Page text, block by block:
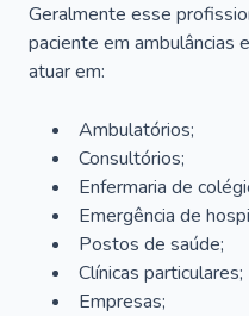
Geralmente esse
paciente em ambulâncias
atuar em:
Ambulatórios;
Consultórios;
Enfermaria de
Emergência de
Postos de saúde;
Clínicas particulares;
Empresas;